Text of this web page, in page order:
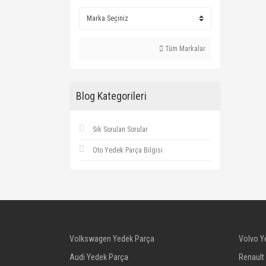
Tüm Markalar
Blog Kategorileri
Sık Sorulan Sorular
Oto Yedek Parça Bilgisi
Volkswagen Yedek Parça
Audi Yedek Parça
Volvo